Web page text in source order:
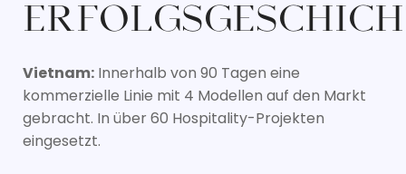
Vietnam: Innerhalb von 90 Tagen eine
kommerzielle Linie mit 4 Modellen auf den Markt
gebracht. In über 60 Hospitality-Projekten
eingesetzt.